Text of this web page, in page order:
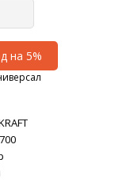
на 5%